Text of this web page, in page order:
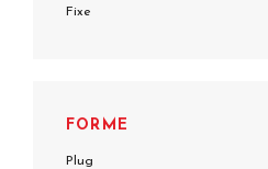
Fixe
FORME
Plug